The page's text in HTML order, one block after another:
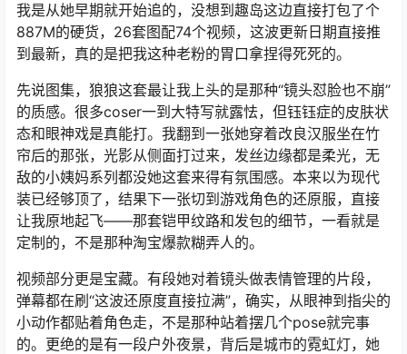
我是从她早期就开始追的，没想到趣岛这边直接打包了个
887M的硬货，26套图配74个视频，这波更新日期直接推
到最新，真的是把我这种老粉的胃口拿捏得死死的。
先说图集，狼狼这套最让我上头的是那种“镜头怼脸也不崩”
的质感。很多coser一到大特写就露怯，但钰钰症的皮肤状
态和眼神戏是真能打。我翻到一张她穿着改良汉服坐在竹
帘后的那张，光影从侧面打过来，发丝边缘都是柔光，无
敌的小姨妈系列都没她这套来得有氛围感。本来以为现代
装已经够顶了，结果下一张切到游戏角色的还原服，直接
让我原地起飞——那套铠甲纹路和发包的细节，一看就是
定制的，不是那种淘宝爆款糊弄人的。
视频部分更是宝藏。有段她对着镜头做表情管理的片段，
弹幕都在刷“这波还原度直接拉满”，确实，从眼神到指尖的
小动作都贴着角色走，不是那种站着摆几个pose就完事
的。更绝的是有一段户外夜景，背后是城市的霓虹灯，她